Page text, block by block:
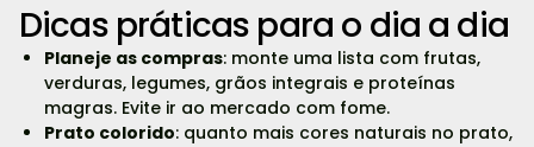
Dicas práticas para o dia a dia
Planeje as compras: monte uma lista com frutas,
verduras, legumes, grãos integrais e proteínas
magras. Evite ir ao mercado com fome.
Prato colorido: quanto mais cores naturais no prato,